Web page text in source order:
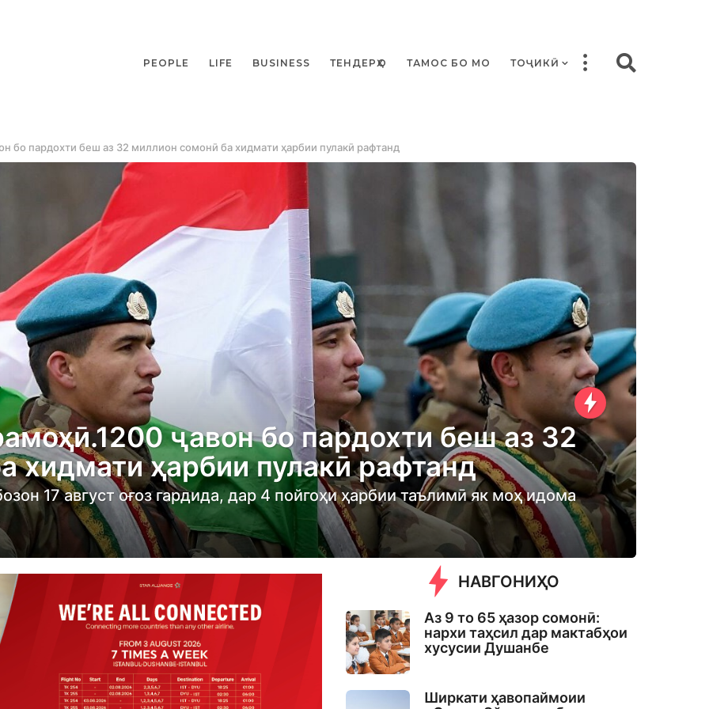
PEOPLE LIFE BUSINESS ТЕНДЕРҲО ТАМОС БО МО ТОҶИКӢ
бо пардохти беш аз 32 миллион сомонӣ ба хидмати ҳарбии пулакӣ рафтанд
ҷавон бо пардохти беш аз 32
хидмати ҳарбии пулакӣ рафтанд
17 август оғоз гардида, дар 4 пойгоҳи ҳарбии таълимӣ як моҳ идома
НАВГОНИҲО
Аз 9 то 65 ҳазор сомонӣ:
нархи таҳсил дар мактабҳои
хусусии Душанбе
Ширкати ҳавопаймоии